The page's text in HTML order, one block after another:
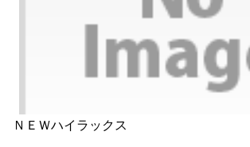
ＮＥＷハイラックス